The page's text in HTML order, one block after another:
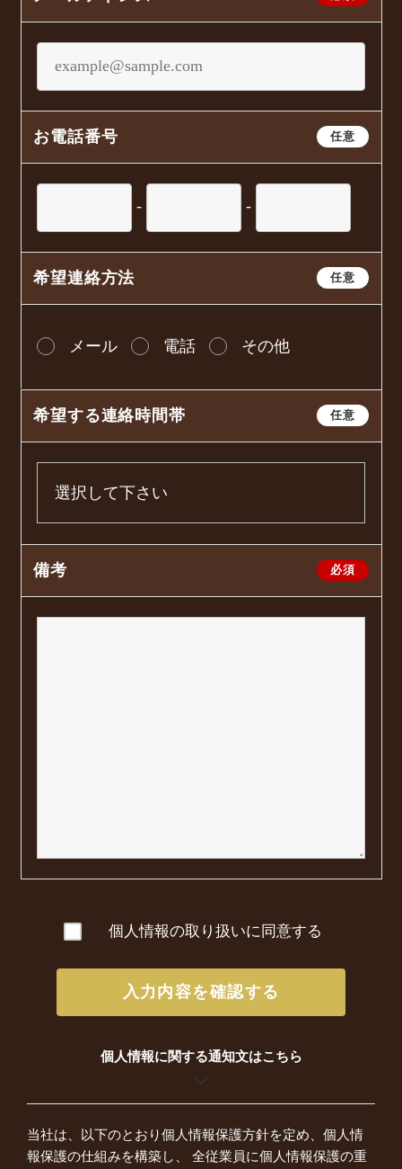
任意
お電話番号
- -
任意
希望連絡方法
メール 電話 その他
任意
希望する連絡時間帯
必須
備考
個人情報の取り扱いに同意する
入力内容を確認する
個人情報に関する通知文はこちら
当社は、以下のとおり個人情報保護方針を定め、個人情
報保護の仕組みを構築し、 全従業員に個人情報保護の重